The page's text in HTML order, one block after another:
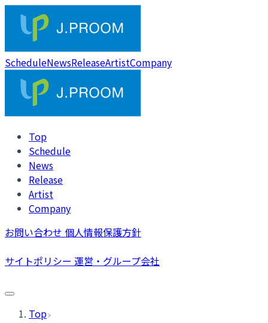
ScheduleNewsReleaseArtistCompany
Top
Schedule
News
Release
Artist
Company
お問い合わせ 個人情報保護方針
サイトポリシー 運営・グループ会社
Top